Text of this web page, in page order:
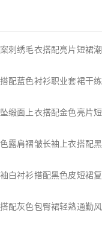
刺绣毛衣搭配亮片短裙潮
配蓝色衬衫职业套裙干练
缎面上衣搭配金色亮片短
露肩褶皱长袖上衣搭配黑
白衬衫搭配黑色皮短裙复
配灰色包臀裙轻熟通勤风